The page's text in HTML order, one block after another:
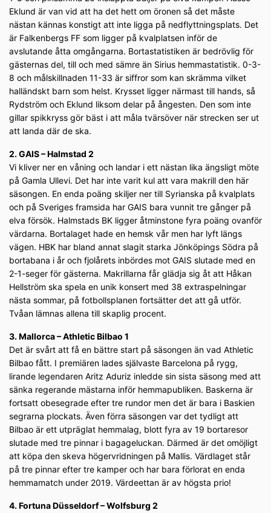
Eklund är van vid att ha det hett om öronen så det måste
nästan kännas konstigt att inte ligga på nedflyttningsplats. Det
är Falkenbergs FF som ligger på kvalplatsen inför de
avslutande åtta omgångarna. Bortastatistiken är bedrövlig för
gästernas del, till och med sämre än Sirius hemmastatistik. 0-3-
8 och målskillnaden 11-33 är siffror som kan skrämma vilket
halländskt barn som helst. Krysset ligger närmast till hands, så
Rydström och Eklund liksom delar på ångesten. Den som inte
gillar spikkryss gör bäst i att måla tvärsöver när strecken ser ut
att landa där de ska.
2. GAIS – Halmstad 2
Vi kliver ner en våning och landar i ett nästan lika ängsligt möte
på Gamla Ullevi. Det har inte varit kul att vara makrill den här
säsongen. En enda poäng skiljer ner till Syrianska på kvalplats
och på Sveriges framsida har GAIS bara vunnit tre gånger på
elva försök. Halmstads BK ligger åtminstone fyra poäng ovanför
värdarna. Bortalaget hade en hemsk vår men har lyft längs
vägen. HBK har bland annat slagit starka Jönköpings Södra på
bortabana i år och fjolårets inbördes mot GAIS slutade med en
2-1-seger för gästerna. Makrillarna får glädja sig åt att Håkan
Hellström ska spela en unik konsert med 38 extraspelningar
nästa sommar, på fotbollsplanen fortsätter det att gå utför.
Tvåan lämnas allena till skaplig procent.
3. Mallorca – Athletic Bilbao 1
Det är svårt att få en bättre start på säsongen än vad Athletic
Bilbao fått. I premiären lades självaste Barcelona på rygg,
lirande legendaren Aritz Aduriz inledde sin sista säsong med att
sänka regerande mästarna inför hemmapubliken. Baskerna är
fortsatt obesegrade efter tre rundor men det är bara i Baskien
segrarna plockats. Även förra säsongen var det tydligt att
Bilbao är ett utpräglat hemmalag, blott fyra av 19 bortaresor
slutade med tre pinnar i bagageluckan. Därmed är det omöjligt
att köpa den skeva högervridningen på Mallis. Värdlaget står
på tre pinnar efter tre kamper och har bara förlorat en enda
hemmamatch under 2019. Värdeettan är av högsta prio!
4. Fortuna Düsseldorf – Wolfsburg 2